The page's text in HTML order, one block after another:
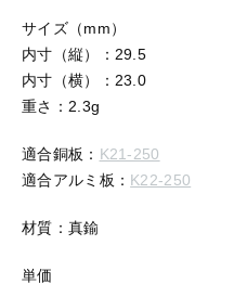
サイズ（mm）
内寸（縦）：29.5
内寸（横）：23.0
重さ：2.3g
適合銅板： K21-250
適合アルミ板： K22-250
材質：真鍮
単価
【表金具】 透かしパー
【表金具】 平板
【表金具】 プレート
【留め金具】 ブローチ
【表金具】